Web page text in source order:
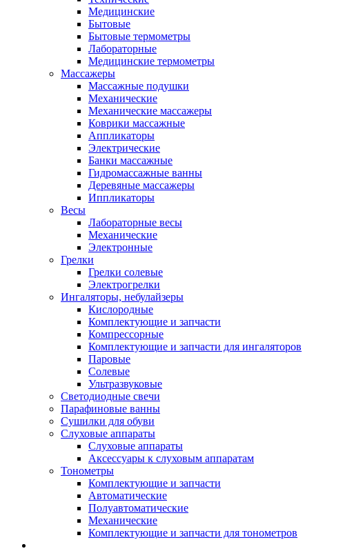
Медицинские
Бытовые
Бытовые термометры
Лабораторные
Медицинские термометры
Массажеры
Массажные подушки
Механические
Механические массажеры
Коврики массажные
Аппликаторы
Электрические
Банки массажные
Гидромассажные ванны
Деревяные массажеры
Иппликаторы
Весы
Лабораторные весы
Механические
Электронные
Грелки
Грелки солевые
Электрогрелки
Ингаляторы, небулайзеры
Кислородные
Комплектующие и запчасти
Компрессорные
Комплектующие и запчасти для ингаляторов
Паровые
Солевые
Ультразвуковые
Светодиодные свечи
Парафиновые ванны
Сушилки для обуви
Слуховые аппараты
Слуховые аппараты
Аксессуары к слуховым аппаратам
Тонометры
Комплектующие и запчасти
Автоматические
Полуавтоматические
Механические
Комплектующие и запчасти для тонометров